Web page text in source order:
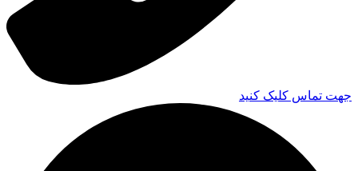
جهت تماس کلیک کنید